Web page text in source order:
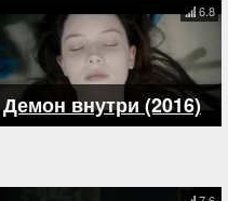
Демон внутри (2016)
6.8